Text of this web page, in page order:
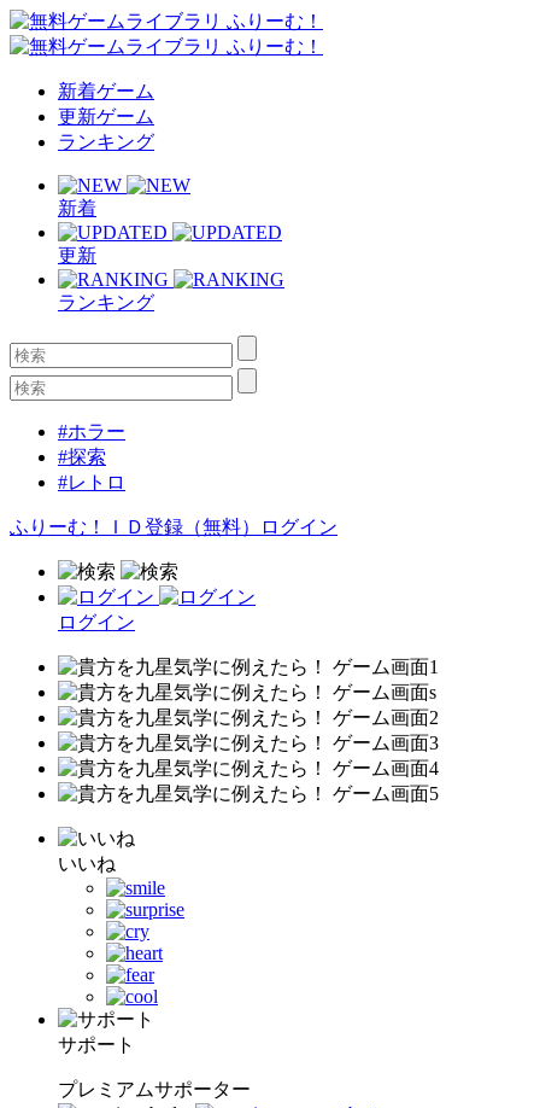
新着ゲーム
更新ゲーム
ランキング
新着
更新
ランキング
#ホラー
#探索
#レトロ
ふりーむ！ＩＤ登録（無料） ログイン
ログイン
いいね
サポート
プレミアムサポーター